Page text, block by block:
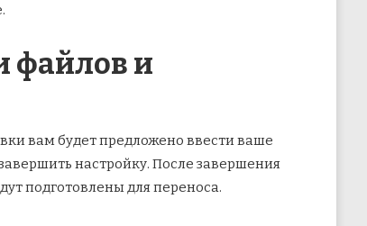
файлов и
вам будет предложено ввести ваше
настройку. После завершения
подготовлены для переноса.